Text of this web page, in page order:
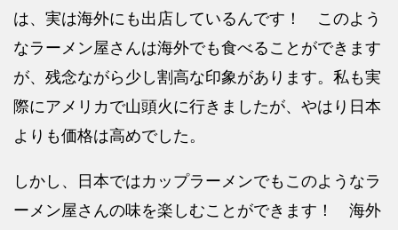
は、実は海外にも出店しているんです！ このよう
なラーメン屋さんは海外でも食べることができます
が、残念ながら少し割高な印象があります。私も実
際にアメリカで山頭火に行きましたが、やはり日本
よりも価格は高めでした。
しかし、日本ではカップラーメンでもこのようなラ
ーメン屋さんの味を楽しむことができます！ 海外